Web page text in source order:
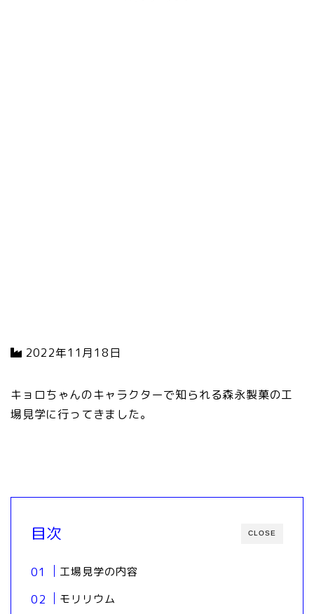
2022年11月18日
キョロちゃんのキャラクターで知られる森永製菓の工
場見学に行ってきました。
CLOSE
目次
工場見学の内容
モリリウム